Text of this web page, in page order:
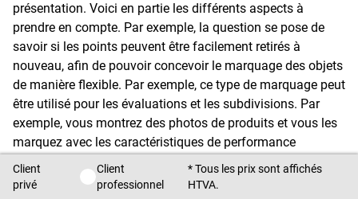
présentation. Voici en partie les différents aspects à
prendre en compte. Par exemple, la question se pose de
savoir si les points peuvent être facilement retirés à
nouveau, afin de pouvoir concevoir le marquage des objets
de manière flexible. Par exemple, ce type de marquage peut
être utilisé pour les évaluations et les subdivisions. Par
exemple, vous montrez des photos de produits et vous les
marquez avec les caractéristiques de performance
respectives. Il en résulte des groupes de produits. Vous
pouvez également pondérer les déclarations dans un
Client
privé
Client privé / Client professionnel
Client
professionnel
* Tous les prix sont affichés
HTVA.